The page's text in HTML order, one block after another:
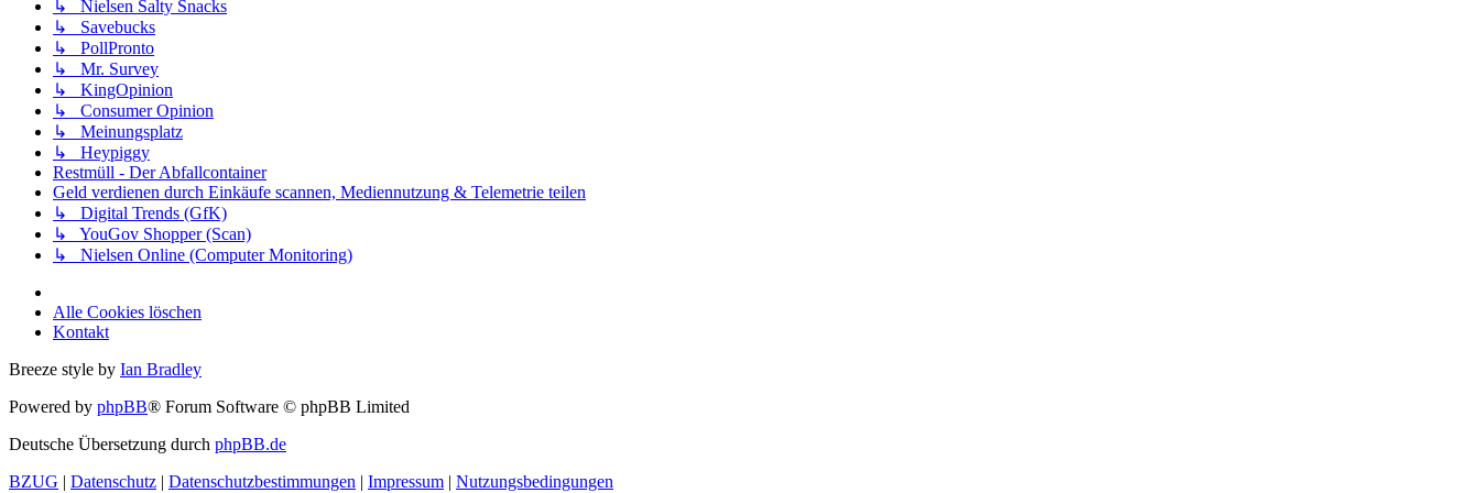
↳ Nielsen Salty Snacks
↳ Savebucks
↳ PollPronto
↳ Mr. Survey
↳ KingOpinion
↳ Consumer Opinion
↳ Meinungsplatz
↳ Heypiggy
Restmüll - Der Abfallcontainer
Geld verdienen durch Einkäufe scannen, Mediennutzung & Telemetrie teilen
↳ Digital Trends (GfK)
↳ YouGov Shopper (Scan)
↳ Nielsen Online (Computer Monitoring)
Alle Cookies löschen
Kontakt
Breeze style by Ian Bradley
Powered by phpBB® Forum Software © phpBB Limited
Deutsche Übersetzung durch phpBB.de
BZUG | Datenschutz | Datenschutzbestimmungen | Impressum | Nutzungsbedingungen